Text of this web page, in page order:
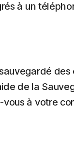
à un
de la
à votre